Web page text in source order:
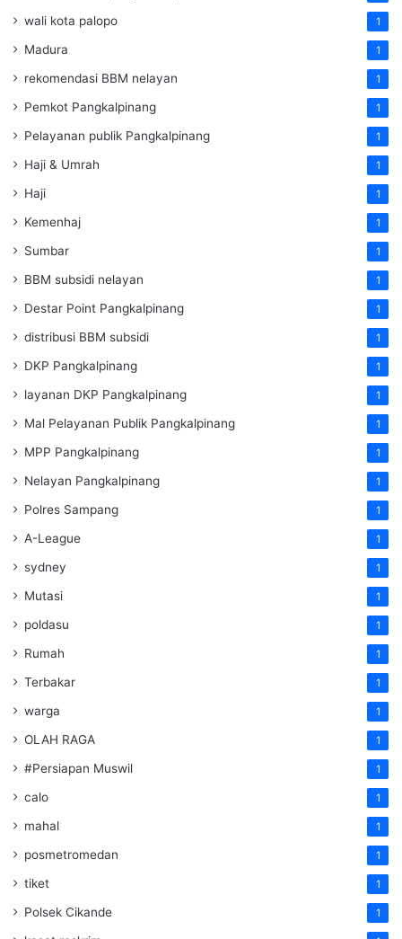
wali kota palopo 1
Madura 1
rekomendasi BBM nelayan 1
Pemkot Pangkalpinang 1
Pelayanan publik Pangkalpinang 1
Haji & Umrah 1
Haji 1
Kemenhaj 1
Sumbar 1
BBM subsidi nelayan 1
Destar Point Pangkalpinang 1
distribusi BBM subsidi 1
DKP Pangkalpinang 1
layanan DKP Pangkalpinang 1
Mal Pelayanan Publik Pangkalpinang 1
MPP Pangkalpinang 1
Nelayan Pangkalpinang 1
Polres Sampang 1
A-League 1
sydney 1
Mutasi 1
poldasu 1
Rumah 1
Terbakar 1
warga 1
OLAH RAGA 1
#Persiapan Muswil 1
calo 1
mahal 1
posmetromedan 1
tiket 1
Polsek Cikande 1